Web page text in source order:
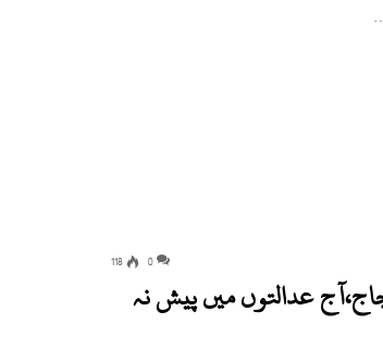
0
118
عدالتوں میں پیش نہ